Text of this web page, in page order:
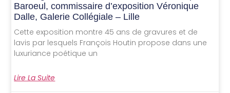
Baroeul, commissaire d’exposition Véronique
Dalle, Galerie Collégiale – Lille
Cette exposition montre 45 ans de gravures et de
lavis par lesquels François Houtin propose dans une
luxuriance poétique un
Lire La Suite